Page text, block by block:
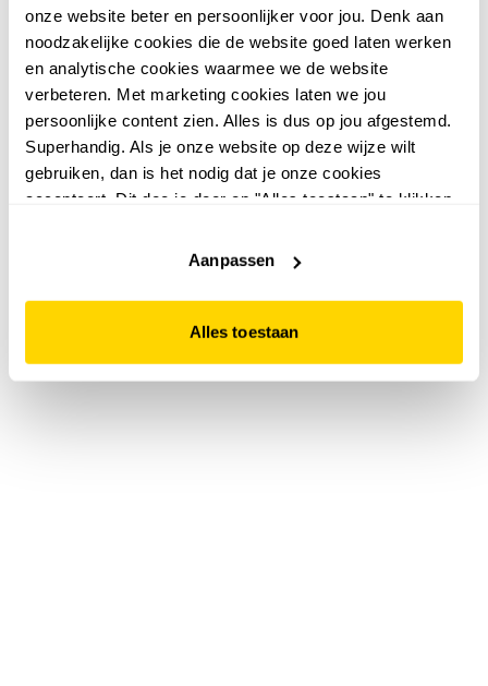
onze website beter en persoonlijker voor jou. Denk aan
noodzakelijke cookies die de website goed laten werken
en analytische cookies waarmee we de website
verbeteren. Met marketing cookies laten we jou
persoonlijke content zien. Alles is dus op jou afgestemd.
Superhandig. Als je onze website op deze wijze wilt
gebruiken, dan is het nodig dat je onze cookies
accepteert. Dit doe je door op "Alles toestaan" te klikken.
website niet optimaal functioneert.
Aanpassen
Alles toestaan